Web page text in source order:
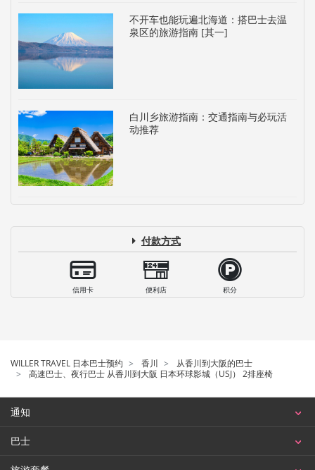
不开车也能玩遍北海道：搭巴士去温
泉区的旅游指南 [其一]
白川乡旅游指南：交通指南与必玩活
动推荐
付款方式
信用卡 便利店 积分
WILLER TRAVEL 日本巴士预约 香川
从香川到大阪的巴士
高速巴士、夜行巴士 从香川到大阪 日本环球影城（USJ） 2排座椅
通知
巴士